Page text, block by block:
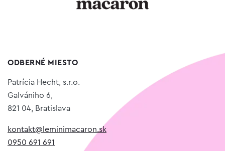
ODBERNÉ MIESTO
Patrícia Hecht, s.r.o.
Galvániho 6,
821 04, Bratislava
kontakt@leminimacaron.sk
0950 691 691